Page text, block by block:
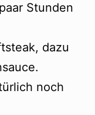
Stunden
dazu
noch